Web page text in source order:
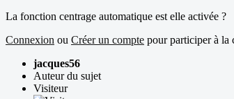
La fonction centrage automatique est elle activée ?
Connexion ou Créer un compte pour participer à la
jacques56
Auteur du sujet
Visiteur